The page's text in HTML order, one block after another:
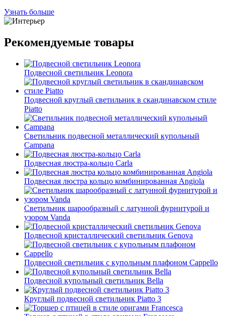
Узнать больше
Рекомендуемые товары
Подвесной светильник Leonora
Подвесной круглый светильник в скандинавском стиле
Piatto
Светильник подвесной металлический купольный
Campana
Подвесная люстра-кольцо Carla
Подвесная люстра кольцо комбинированная Angiola
Светильник шарообразный с латунной фурнитурой и
узором Vanda
Подвесной кристаллический светильник Genova
Подвесной светильник с купольным плафоном Cappello
Подвесной купольный светильник Bella
Круглый подвесной светильник Piatto 3